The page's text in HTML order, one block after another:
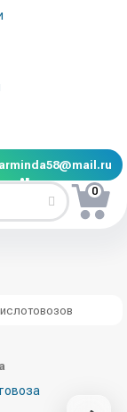
arminda58@mail.ru
0